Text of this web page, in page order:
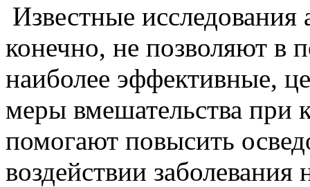
Известные исследования
конечно, не позволяют в
наиболее эффективные,
меры вмешательства при
помогают повысить
воздействии заболевания